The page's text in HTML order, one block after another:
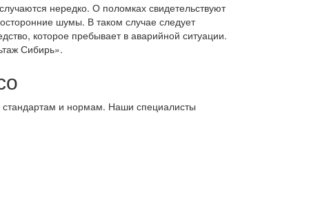
нередко. О поломках свидетельствуют
шумы. В таком случае следует
которое пребывает в аварийной ситуации.
Сибирь».
стандартам и нормам. Наши специалисты